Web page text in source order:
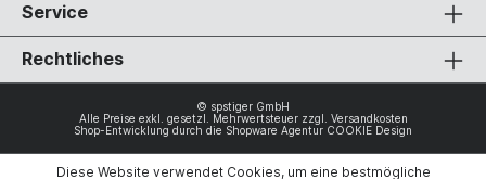
Service
Rechtliches
© spstiger GmbH
Alle Preise exkl. gesetzl. Mehrwertsteuer zzgl. Versandkosten
Shop-Entwicklung durch die Shopware Agentur COOKIE Design
Diese Website verwendet Cookies, um eine bestmögliche